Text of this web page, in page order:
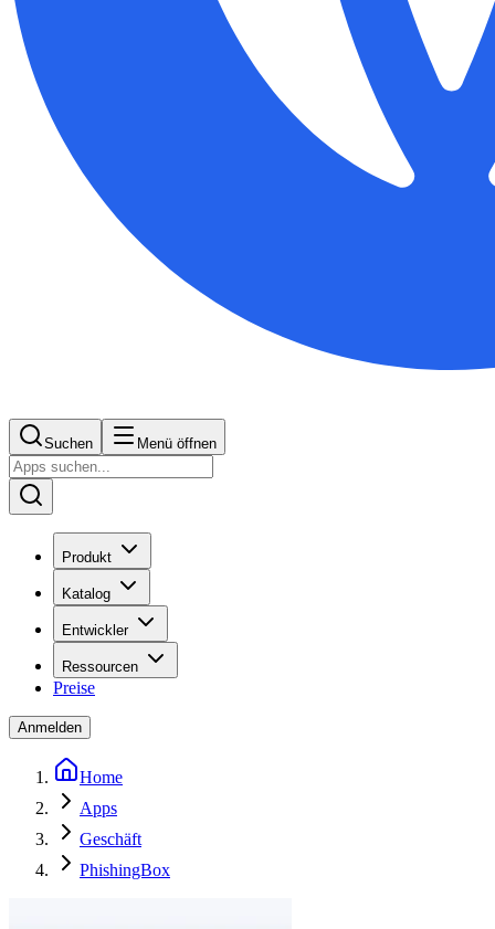
Suchen Menü öffnen
Produkt
Katalog
Entwickler
Ressourcen
Preise
Anmelden
Home
Apps
Geschäft
PhishingBox